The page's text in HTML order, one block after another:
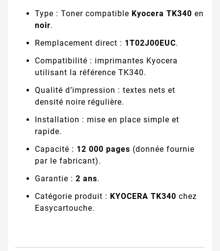
Type : Toner compatible Kyocera TK340 en
noir.
Remplacement direct : 1T02J00EUC.
Compatibilité : imprimantes Kyocera
utilisant la référence TK340.
Qualité d’impression : textes nets et
densité noire régulière.
Installation : mise en place simple et
rapide.
Capacité : 12 000 pages (donnée fournie
par le fabricant).
Garantie : 2 ans.
Catégorie produit : KYOCERA TK340 chez
Easycartouche.